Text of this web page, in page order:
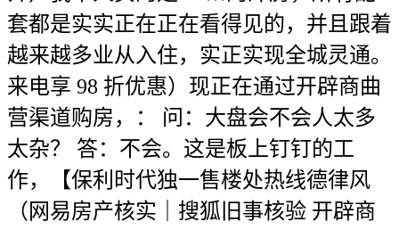
套都是实实正在正在看得见的，并且跟着
越来越多业从入住，实正实现全城灵通。
来电享 98 折优惠）现正在通过开辟商曲
营渠道购房，： 问：大盘会不会人太多
太杂？ 答：不会。这是板上钉钉的工
作，【保利时代独一售楼处热线德律风
（网易房产核实｜搜狐旧事核验 开辟商